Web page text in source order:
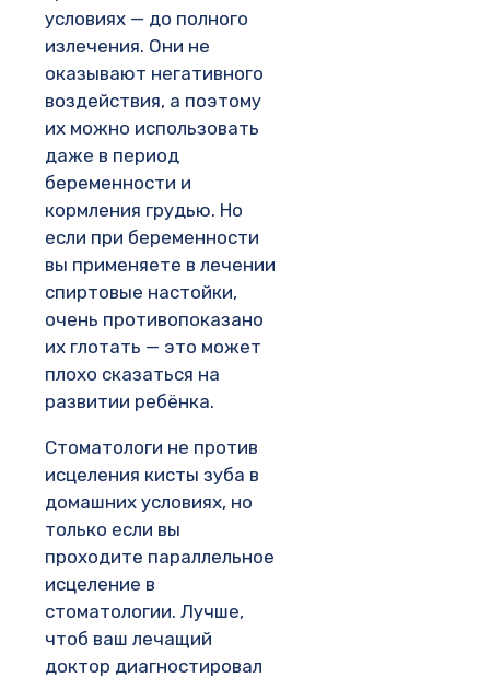
условиях — до полного
излечения. Они не
оказывают негативного
воздействия, а поэтому
их можно использовать
даже в период
беременности и
кормления грудью. Но
если при беременности
вы применяете в лечении
спиртовые настойки,
очень противопоказано
их глотать — это может
плохо сказаться на
развитии ребёнка.
Стоматологи не против
исцеления кисты зуба в
домашних условиях, но
только если вы
проходите параллельное
исцеление в
стоматологии. Лучше,
чтоб ваш лечащий
доктор диагностировал